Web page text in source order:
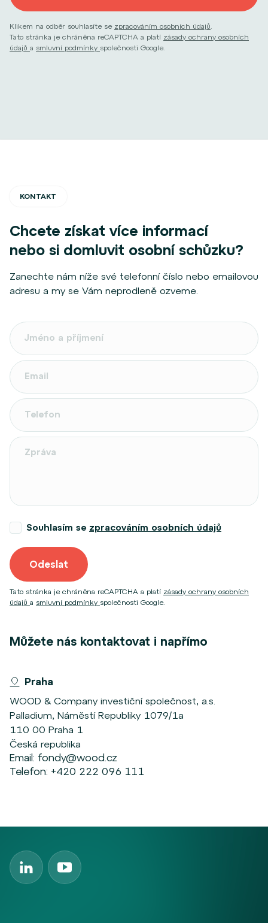
Klikem na odběr souhlasíte se zpracováním osobních údajů.
Tato stránka je chráněna reCAPTCHA a platí zásady ochrany osobních
údajů a smluvní podmínky společnosti Google.
KONTAKT
Chcete získat více informací
nebo si domluvit osobní schůzku?
Zanechte nám níže své telefonní číslo nebo emailovou
adresu a my se Vám neprodleně ozveme.
Odeslat
Souhlasím se zpracováním osobních údajů
Tato stránka je chráněna reCAPTCHA a platí zásady ochrany osobních
údajů a smluvní podmínky společnosti Google.
Můžete nás kontaktovat i napřímo
Praha
WOOD & Company investiční společnost, a.s.
Palladium, Náměstí Republiky 1079/1a
110 00 Praha 1
Česká republika
Email: fondy@wood.cz
Telefon: +420 222 096 111